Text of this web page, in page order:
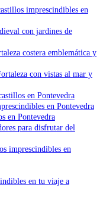
imprescindibles en
con jardines de
costera emblemática y
con vistas al mar y
en Pontevedra
en Pontevedra
en Pontevedra
para disfrutar del
imprescindibles en
en tu viaje a